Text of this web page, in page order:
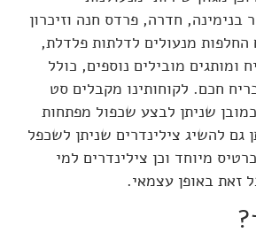
בנימינה, חדרה, פרדס חנה וזיכרון
מנעולים לדלתות פלדלת,
ומותגים מובילים נוספים, כולל
חכם. לקוחותינו מקבלים סט
וכמובן שניתן לבצע שכפול מפתחות
גם להשיג צילינדרים שניתן לשכפל
מיוחד וכן צילינדרים למי
זאת באופן עצמאי.